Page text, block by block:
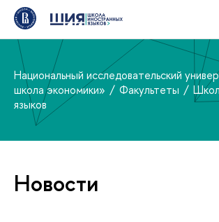
Национальный исследовательский
школа экономики»
Факультеты
языков
Новости